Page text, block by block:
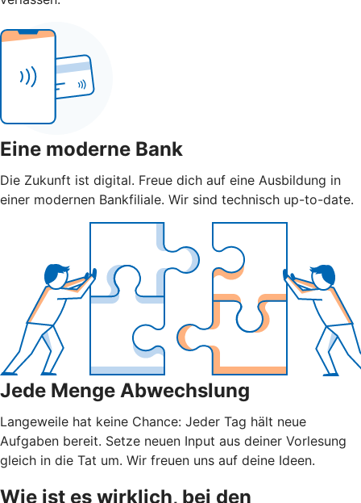
Eine moderne Bank
Die Zukunft ist digital. Freue dich auf eine Ausbildung in
einer modernen Bankfiliale. Wir sind technisch up-to-date.
Jede Menge Abwechslung
Langeweile hat keine Chance: Jeder Tag hält neue
Aufgaben bereit. Setze neuen Input aus deiner Vorlesung
gleich in die Tat um. Wir freuen uns auf deine Ideen.
Wie ist es wirklich, bei den